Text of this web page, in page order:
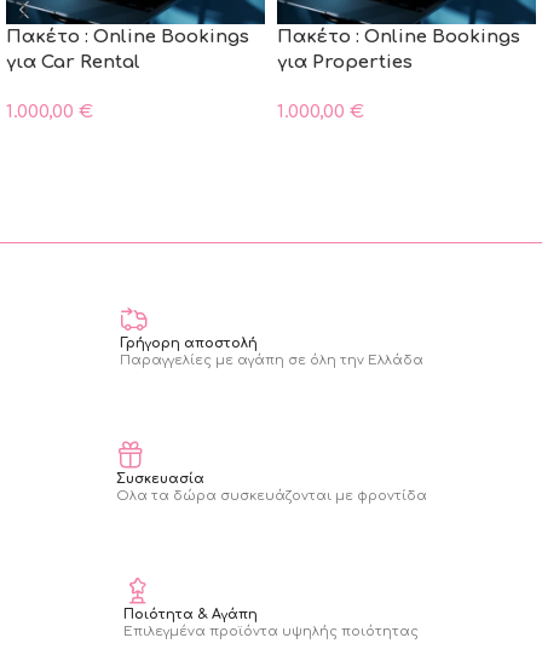
Πακέτο : Online Bookings
για Car Rental
1.000,00 €
Πακέτο : Online Bookings
για Properties
1.000,00 €
Γρήγορη αποστολή
Παραγγελίες με αγάπη σε όλη την Ελλάδα
Συσκευασία
Ολα τα δώρα συσκευάζονται με φροντίδα
Ποιότητα & Αγάπη
Επιλεγμένα προϊόντα υψηλής ποιότητας